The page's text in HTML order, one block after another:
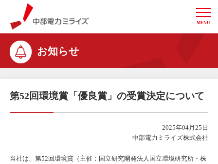
中部電力ミライズ
MENU
お知らせ
第52回環境賞「優良賞」の受賞決定について
2025年04月25日
中部電力ミライズ株式会社
当社は、第52回環境賞（主催：国立研究開発法人国立環境研究所・株